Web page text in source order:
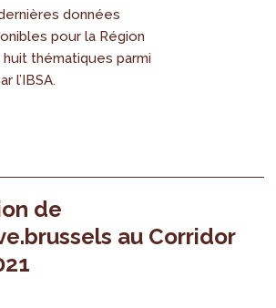
données
pour la Région
thématiques parmi
l’IBSA.
de
au Corridor